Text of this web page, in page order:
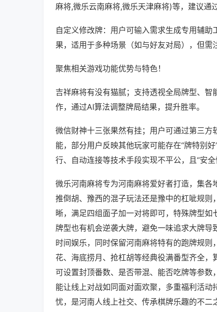
麻将,微乐云南麻将,微乐天津麻将)等，建议通
自定义修改牌：用户可输入需求生成专用辅
果，适用于多种场景（如与好友对局），但需
聚焦相关游戏功能优势与特色！
吉祥麻将有没有猫腻；支持透视全局牌型、
作，通过AI算法调整牌局结果，提升胜率。
微信财神十三张果然有挂；用户可通过第三方
能，部分用户反映其他玩家可能存在“牌特别
行、自动连接等技术手段实现不平公，且“安全
微乐河南麻将专为河南麻将爱好者打造，集
推倒胡、豫西的混子玩法还是豫中的杠呲规
晰，满足四组面子加一对将即可，特殊牌型
牌型也有机会逆袭大牌，避免一味追求大牌
时间娱乐，同时保留河南麻将特有的跑牌规
花、海底捞月、抢杠胡等经典役满番型齐全，
可设置封顶番数、是否带混、能否吃牌等参
能让线上对战如同面对面欢聚，多重福利活
忧，是河南人线上社交、传承棋牌乐趣的不二